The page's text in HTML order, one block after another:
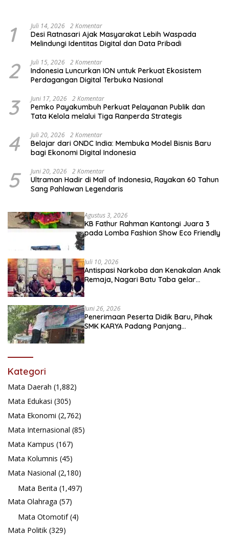
1 Juli 14, 2026 2 Komentar
Desi Ratnasari Ajak Masyarakat Lebih Waspada
Melindungi Identitas Digital dan Data Pribadi
2 Juli 15, 2026 2 Komentar
Indonesia Luncurkan ION untuk Perkuat Ekosistem
Perdagangan Digital Terbuka Nasional
3 Juni 17, 2026 2 Komentar
Pemko Payakumbuh Perkuat Pelayanan Publik dan
Tata Kelola melalui Tiga Ranperda Strategis
4 Juli 20, 2026 2 Komentar
Belajar dari ONDC India: Membuka Model Bisnis Baru
bagi Ekonomi Digital Indonesia
5 Juni 20, 2026 2 Komentar
Ultraman Hadir di Mall of Indonesia, Rayakan 60 Tahun
Sang Pahlawan Legendaris
Agustus 3, 2026
KB Fathur Rahman Kantongi Juara 3
pada Lomba Fashion Show Eco Friendly
Juli 10, 2026
Antispasi Narkoba dan Kenakalan Anak
Remaja, Nagari Batu Taba gelar
Juni 26, 2026
Penerimaan Peserta Didik Baru, Pihak
SMK KARYA Padang Panjang
Kategori
Mata Daerah (1,882)
Mata Edukasi (305)
Mata Ekonomi (2,762)
Mata Internasional (85)
Mata Kampus (167)
Mata Kolumnis (45)
Mata Nasional (2,180)
Mata Berita (1,497)
Mata Olahraga (57)
Mata Otomotif(4)
Mata Politik (329)